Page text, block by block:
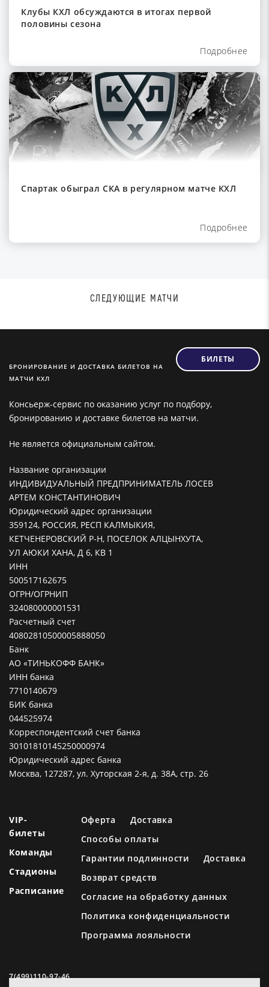
Клубы КХЛ обсуждаются в итогах первой
половины сезона
Подробнее
Спартак обыграл СКА в регулярном матче КХЛ
Подробнее
СЛЕДУЮЩИЕ МАТЧИ
БРОНИРОВАНИЕ И ДОСТАВКА БИЛЕТОВ НА
МАТЧИ КХЛ
БИЛЕТЫ
Консьерж-сервис по оказанию услуг по подбору,
бронированию и доставке билетов на матчи.
Не является официальным сайтом.
Название организации
ИНДИВИДУАЛЬНЫЙ ПРЕДПРИНИМАТЕЛЬ ЛОСЕВ
АРТЕМ КОНСТАНТИНОВИЧ
Юридический адрес организации
359124, РОССИЯ, РЕСП КАЛМЫКИЯ,
КЕТЧЕНЕРОВСКИЙ Р-Н, ПОСЕЛОК АЛЦЫНХУТА,
УЛ АЮКИ ХАНА, Д 6, КВ 1
ИНН
500517162675
ОГРН/ОГРНИП
324080000001531
Расчетный счет
40802810500005888050
Банк
АО «ТИНЬКОФФ БАНК»
ИНН банка
7710140679
БИК банка
044525974
Корреспондентский счет банка
30101810145250000974
Юридический адрес банка
Москва, 127287, ул. Хуторская 2-я, д. 38А, стр. 26
VIP-
билеты
Команды
Стадионы
Расписание
Оферта
Доставка
Способы оплаты
Гарантии подлинности
Доставка
Возврат средств
Согласие на обработку данных
Политика конфиденциальности
Программа лояльности
7(499)110-97-46